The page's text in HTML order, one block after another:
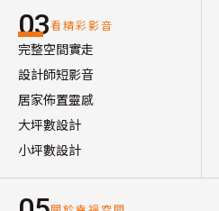
03看精彩影音
完整空間實走
設計師短影音
居家佈置靈感
大坪數設計
小坪數設計